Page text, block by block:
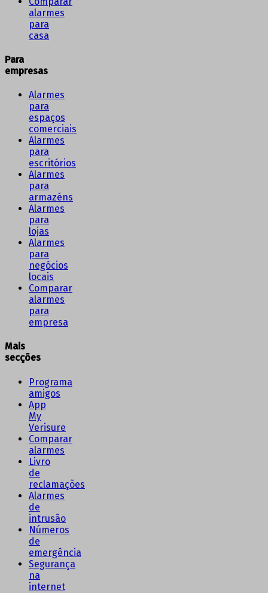
alarmes
para
casa
Para
empresas
Alarmes
para
espaços
comerciais
Alarmes
para
escritórios
Alarmes
para
armazéns
Alarmes
para
lojas
Alarmes
para
negócios
locais
Comparar
alarmes
para
empresa
Mais
secções
Programa
amigos
App
My
Verisure
Comparar
alarmes
Livro
de
reclamações
Alarmes
de
intrusão
Números
de
emergência
Segurança
na
internet